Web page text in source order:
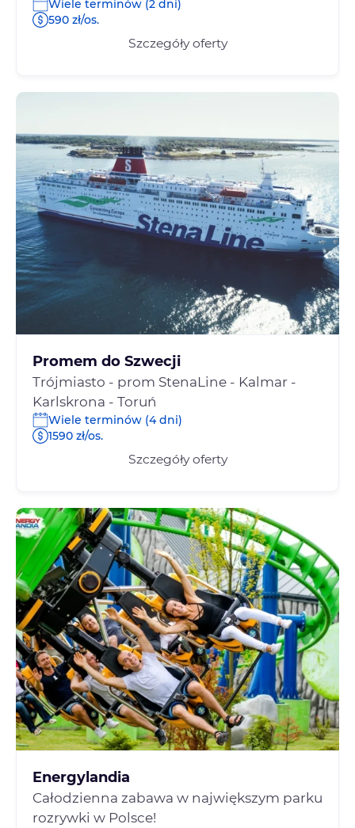
Wiele terminów (2 dni)
590 zł/os.
Szczegóły oferty
Promem do Szwecji
Trójmiasto - prom StenaLine - Kalmar -
Karlskrona - Toruń
Wiele terminów (4 dni)
1590 zł/os.
Szczegóły oferty
Energylandia
Całodzienna zabawa w największym parku
rozrywki w Polsce!